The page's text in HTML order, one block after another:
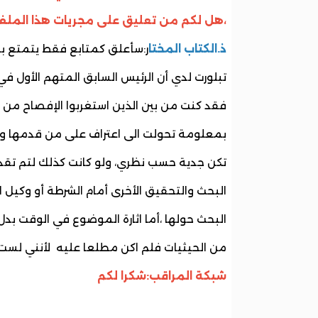
،هل لكم من تعليق على مجريات هذا
ذ.الكتاب المختار:سأعلق كمتابع فقط يتمتع
تبلورت لدي أن الرئيس السابق المتهم
فقد كنت من بين الذين استغربوا الإفصاح
بمعلومة تحولت الى اعتراف على من قدمها
تكن جدية حسب نظري، ولو كانت كذلك لتم
البحث والتحقيق الأخرى أمام الشرطة أو
البحث حولها ،أما اثارة الموضوع في الوقت
من الحيثيات فلم اكن مطلعا عليه لأنني
شبكة المراقب:شكرا لكم